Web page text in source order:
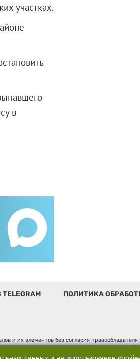
участках.
в
ПОЛИТИКА
и их элементов без согласия
и массовых коммуникаций
Екатеринбург, ул. Бориса Ельцина, строение